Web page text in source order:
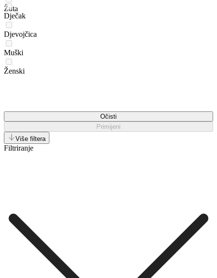
Žuta
Dječak
Djevojčica
Muški
Ženski
Očisti
Primijeni
Više filtera
Filtriranje